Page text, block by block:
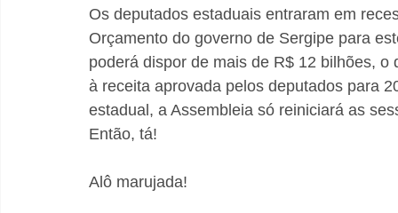
Os deputados estaduais entraram em
Orçamento do governo de Sergipe para
poderá dispor de mais de R$ 12 bilhões,
à receita aprovada pelos deputados para
estadual, a Assembleia só reiniciará as
Então, tá!
Alô marujada!